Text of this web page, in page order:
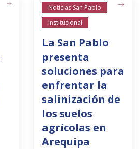
Noticias San Pablo
Institucional
La San Pablo
presenta
soluciones para
enfrentar la
salinización de
los suelos
agrícolas en
Arequipa